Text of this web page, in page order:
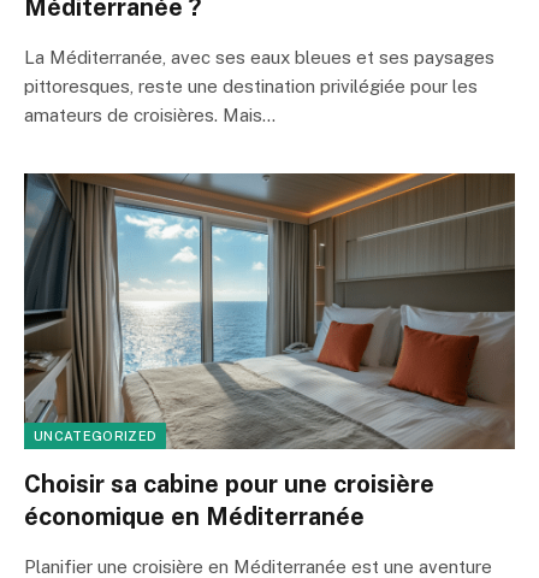
Méditerranée ?
La Méditerranée, avec ses eaux bleues et ses paysages
pittoresques, reste une destination privilégiée pour les
amateurs de croisières. Mais…
UNCATEGORIZED
Choisir sa cabine pour une croisière
économique en Méditerranée
Planifier une croisière en Méditerranée est une aventure